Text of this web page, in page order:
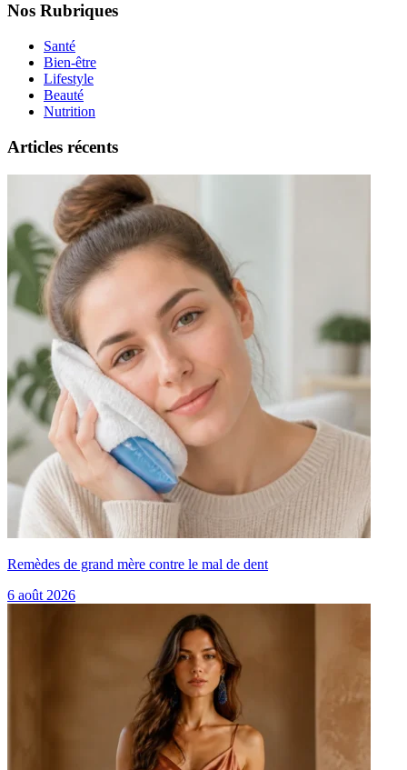
Nos Rubriques
Santé
Bien-être
Lifestyle
Beauté
Nutrition
Articles récents
Remèdes de grand mère contre le mal de dent
6 août 2026